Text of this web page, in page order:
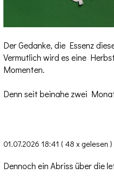
Der Gedanke, die Essenz
Vermutlich wird es eine
Momenten.
Denn seit beinahe zwei
01.07.2026 18:41 ( 48 x gelesen )
Dennoch ein Abriss über die